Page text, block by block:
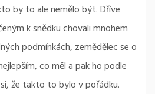
by to ale nemělo být. Dříve
k snědku chovali mnohem
podmínkách, zemědělec se o
co měl a pak ho podle
že takto to bylo v pořádku.